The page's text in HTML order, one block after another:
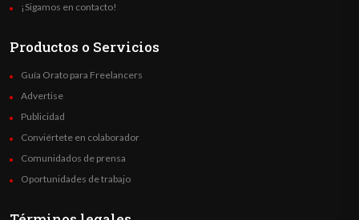
¡Sigamos en contacto!
Productos o Servicios
Guía Orato para Freelancers
Advertise
Publicidad
Conviértete en colaborador
Comunidados de prensa
Oportunidades de trabajo